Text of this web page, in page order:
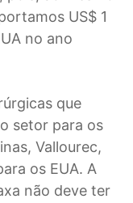
US$ 1
no ano
que
setor para os
Vallourec,
os EUA. A
não deve ter